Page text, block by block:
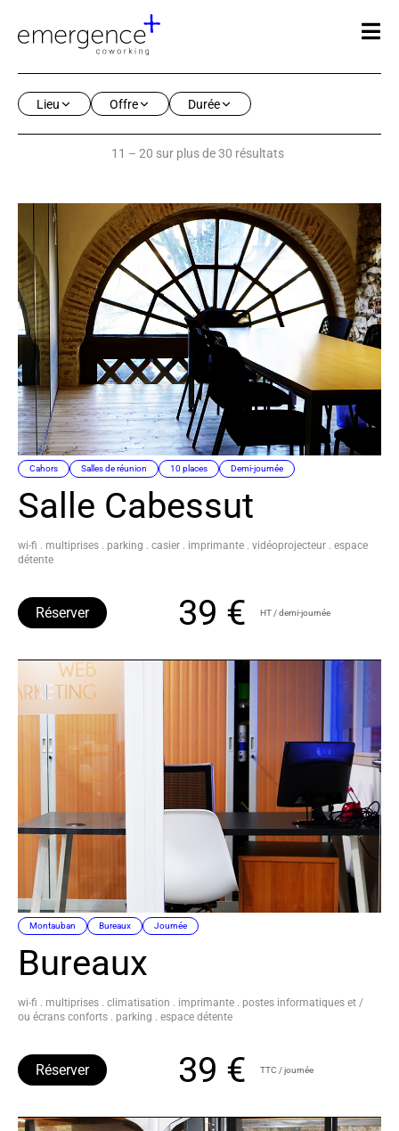
Lieu Offre Durée
11 – 20 sur plus de 30 résultats
Cahors Salles de réunion 10 places Demi-journée
Salle Cabessut
wi-fi . multiprises . parking . casier . imprimante . vidéoprojecteur . espace
détente
39 € HT / demi-journée
Réserver
Montauban Bureaux Journée
Bureaux
wi-fi . multiprises . climatisation . imprimante . postes informatiques et /
ou écrans conforts . parking . espace détente
39 € TTC / journée
Réserver